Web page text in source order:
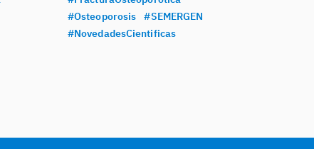
#Osteoporosis
#SEMERGEN
#NovedadesCientificas